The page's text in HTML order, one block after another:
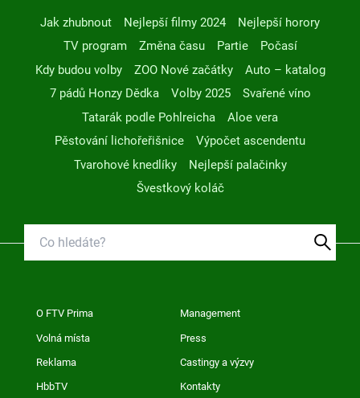
Jak zhubnout Nejlepší filmy 2024
Nejlepší horory
TV program
Změna času Partie
Počasí
Kdy budou volby
ZOO Nové začátky
Auto – katalog
7 pádů Honzy Dědka
Volby 2025
Svařené víno
Tatarák podle Pohlreicha
Aloe vera
Pěstování lichořeřišnice
Výpočet ascendentu
Tvarohové knedlíky
Nejlepší palačinky
Švestkový koláč
O FTV Prima Management
Volná místa Press
Reklama Castingy a výzvy
HbbTV Kontakty